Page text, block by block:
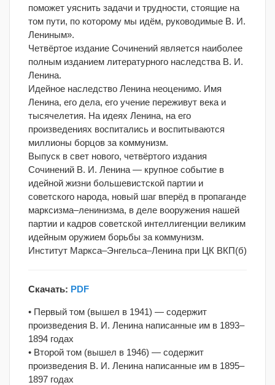
поможет уяснить задачи и трудности, стоящие на
том пути, по которому мы идём, руководимые В. И.
Лениным».
Четвёртое издание Сочинений является наиболее
полным изданием литературного наследства В. И.
Ленина.
Идейное наследство Ленина неоценимо. Имя
Ленина, его дела, его учение переживут века и
тысячелетия. На идеях Ленина, на его
произведениях воспитались и воспитываются
миллионы борцов за коммунизм.
Выпуск в свет нового, четвёртого издания
Сочинений В. И. Ленина — крупное событие в
идейной жизни большевистской партии и
советского народа, новый шаг вперёд в пропаганде
марксизма–ленинизма, в деле вооружения нашей
партии и кадров советской интеллигенции великим
идейным оружием борьбы за коммунизм.
Институт Маркса–Энгельса–Ленина при ЦК ВКП(б)
Скачать: PDF
• Первый том (вышел в 1941) — содержит
произведения В. И. Ленина написанные им в 1893–
1894 годах
• Второй том (вышел в 1946) — содержит
произведения В. И. Ленина написанные им в 1895–
1897 годах